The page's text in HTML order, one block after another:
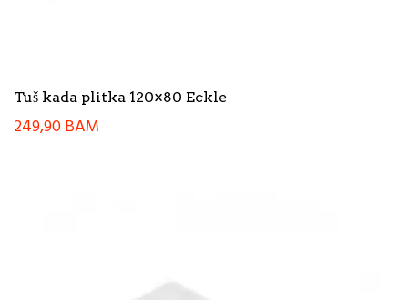
Tuš kada plitka 120×80 Eckle
249,90BAM